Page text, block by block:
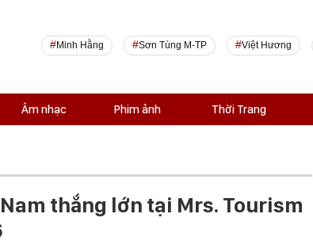
Minh Hằng Sơn Tùng M-TP Việt Hương
Âm nhạc Phim ảnh Thời Trang
thắng lớn tại Mrs. Tourism